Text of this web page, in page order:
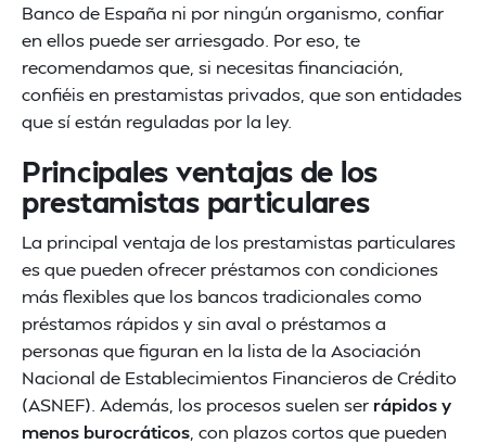
Banco de España ni por ningún organismo, confiar
en ellos puede ser arriesgado. Por eso, te
recomendamos que, si necesitas financiación,
confiéis en prestamistas privados, que son entidades
que sí están reguladas por la ley.
Principales ventajas de los
prestamistas particulares
La principal ventaja de los prestamistas particulares
es que pueden ofrecer préstamos con condiciones
más flexibles que los bancos tradicionales como
préstamos rápidos y sin aval o préstamos a
personas que figuran en la lista de la Asociación
Nacional de Establecimientos Financieros de Crédito
(ASNEF). Además, los procesos suelen ser rápidos y
menos burocráticos , con plazos cortos que pueden